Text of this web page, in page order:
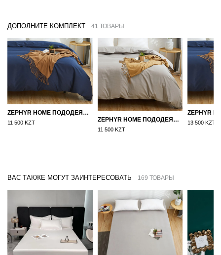
ДОПОЛНИТЕ КОМПЛЕКТ 41 ТОВАРЫ
ZEPHYR HOME ПОДОДЕЯЛЬНИК САТИН 160×210 СИНИЙ
11 500 KZT ZEPHYR HOME ПОДОДЕЯЛЬНИК САТИН 160×210 СЕРЫЙ
11 500 KZT
13 500 KZT
ВАС ТАКЖЕ МОГУТ ЗАИНТЕРЕСОВАТЬ 169 ТОВАРЫ